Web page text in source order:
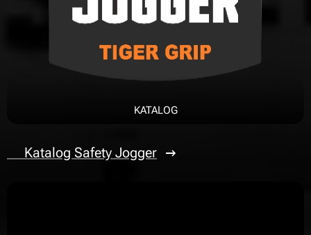
KATALOG
📄Katalog Safety Jogger